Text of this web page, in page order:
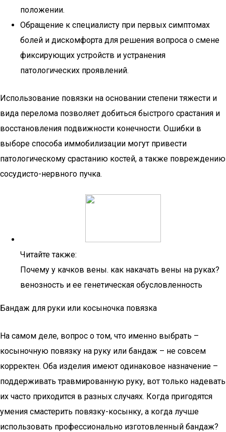
положении.
Обращение к специалисту при первых симптомах
болей и дискомфорта для решения вопроса о смене
фиксирующих устройств и устранения
патологических проявлений.
Использование повязки на основании степени тяжести и
вида перелома позволяет добиться быстрого срастания и
восстановления подвижности конечности. Ошибки в
выборе способа иммобилизации могут привести
патологическому срастанию костей, а также повреждению
сосудисто-нервного пучка.
Читайте также:
Почему у качков вены. как накачать вены на руках?
венозность и ее генетическая обусловленность
Бандаж для руки или косыночка повязка
На самом деле, вопрос о том, что именно выбрать –
косыночную повязку на руку или бандаж – не совсем
корректен. Оба изделия имеют одинаковое назначение –
поддерживать травмированную руку, вот только надевать
их часто приходится в разных случаях. Когда пригодятся
умения смастерить повязку-косынку, а когда лучше
использовать профессионально изготовленный бандаж?